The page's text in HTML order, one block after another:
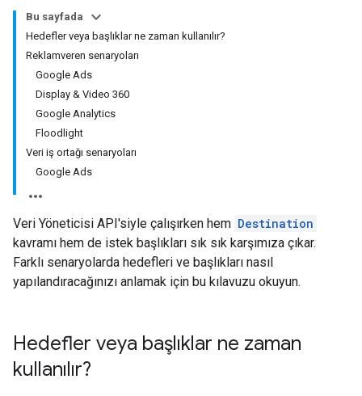
Bu sayfada
Hedefler veya başlıklar ne zaman kullanılır?
Reklamveren senaryoları
Google Ads
Display & Video 360
Google Analytics
Floodlight
Veri iş ortağı senaryoları
Google Ads
Veri Yöneticisi API'siyle çalışırken hem Destination
kavramı hem de istek başlıkları sık sık karşımıza çıkar.
Farklı senaryolarda hedefleri ve başlıkları nasıl
yapılandıracağınızı anlamak için bu kılavuzu okuyun.
Hedefler veya başlıklar ne zaman
kullanılır?